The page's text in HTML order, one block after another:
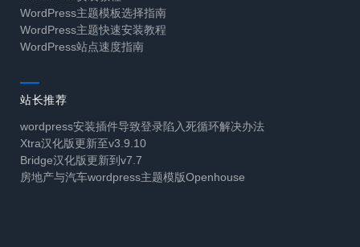
WordPress主题模板选择指南
WordPress主题快速安装教程
WordPress站点速度指南
站长推荐
wordpress安装插件导致登录陷入死循环解决办法
Xtra汉化版更新至v3.9.10
Bridge汉化版更新到v7.7
房地产与汽车wordpress主题模版Openhouse